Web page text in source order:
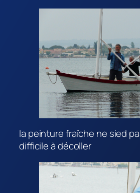
la peinture fraîche ne sied
difficile à décoller